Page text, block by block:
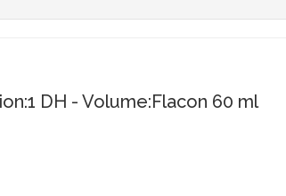
DH - Volume:Flacon 60 ml